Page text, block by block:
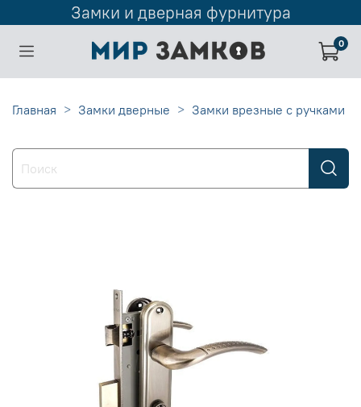
Замки и дверная фурнитура
0
Главная Замки дверные Замки врезные с ручками